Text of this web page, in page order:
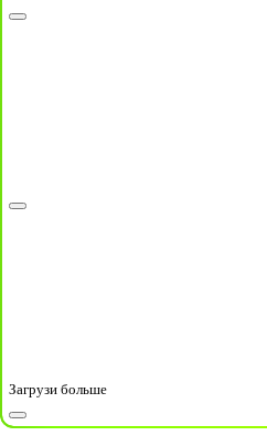
Загрузи больше